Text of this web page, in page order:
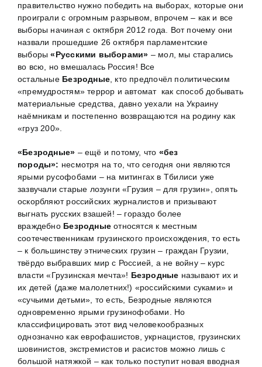
правительство нужно победить на выборах, которые они
проиграли с огромным разрывом, впрочем – как и все
выборы начиная с октября 2012 года. Вот почему они
назвали прошедшие 26 октября парламентские
выборы«Русскими выборами» – мол, мы старались
во всю, но вмешалась Россия! Все
остальные Безродные, кто предпочёл политическим
«премудростям» террор и автомат как способ добывать
материальные средства, давно уехали на Украину
наёмникам и постепенно возвращаются на родину как
«груз 200».
«Безродные» – ещё и потому, что «без
породы»: несмотря на то, что сегодня они являются
ярыми русофобами – на митингах в Тбилиси уже
зазвучали старые лозунги «Грузия – для грузин», опять
оскорбляют российских журналистов и призывают
выгнать русских взашей! – гораздо более
враждебно Безродныеотносятся к местным
соотечественникам грузинского происхождения, то есть
– к большинству этнических грузин – граждан Грузии,
твёрдо выбравших мир с Россией, а не войну – курс
власти «Грузинская мечта»! Безродные называют их и
их детей (даже малолетних!) «российскими суками» и
«сучьими детьми», то есть, Безродные являются
одновременно ярыми грузинофобами. Но
классифицировать этот вид человекообразных
однозначно как еврофашистов, укрнацистов, грузинских
шовинистов, экстремистов и расистов можно лишь с
большой натяжкой – как только поступит новая вводная